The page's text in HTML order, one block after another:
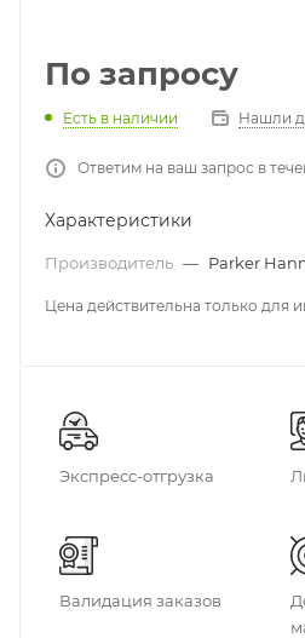
По запросу
Есть в наличии Нашли
Ответим на ваш запрос в
Характеристики
Производитель — Parker
Цена действительна только для
Экспресс-отгрузка
Валидация заказов